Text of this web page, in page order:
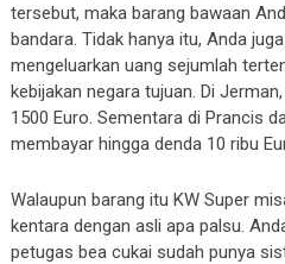
tersebut, maka barang bawaan
bandara. Tidak hanya itu, Anda
mengeluarkan uang sejumlah
kebijakan negara tujuan. Di
1500 Euro. Sementara di Prancis
membayar hingga denda 10 ribu
Walaupun barang itu KW Super
kentara dengan asli apa palsu.
petugas bea cukai sudah punya